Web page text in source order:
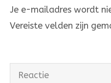
Je e-mailadres wordt
Vereiste velden zijn
Reactie